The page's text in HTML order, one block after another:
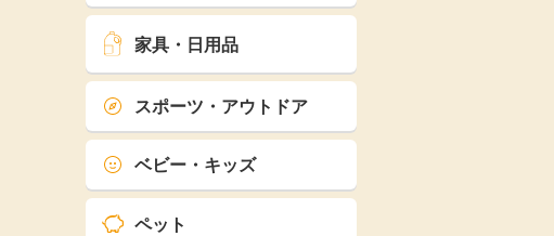
家具・日用品
スポーツ・アウトドア
ベビー・キッズ
ペット